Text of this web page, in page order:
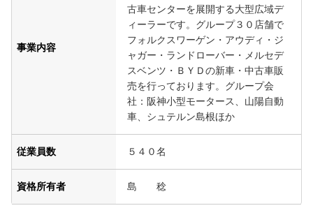
事業内容
古車センターを展開する大型広域デ
ィーラーです。グループ３０店舗で
フォルクスワーゲン・アウディ・ジ
ャガー・ランドローバー・メルセデ
スベンツ・ＢＹＤの新車・中古車販
売を行っております。グループ会
社：阪神小型モータース、山陽自動
車、シュテルン島根ほか
従業員数 ５４０名
資格所有者 島 稔